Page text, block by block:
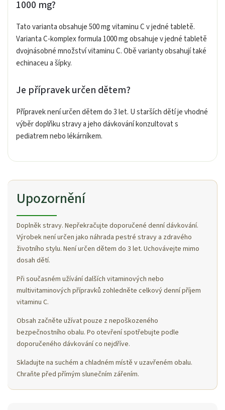
1000 mg?
Tato varianta obsahuje 500 mg vitaminu C v jedné tabletě.
Varianta C-komplex formula 1000 mg obsahuje v jedné tabletě
dvojnásobné množství vitaminu C. Obě varianty obsahují také
echinaceu a šípky.
Je přípravek určen dětem?
Přípravek není určen dětem do 3 let. U starších dětí je vhodné
výběr doplňku stravy a jeho dávkování konzultovat s
pediatrem nebo lékárníkem.
Upozornění
Doplněk stravy. Nepřekračujte doporučené denní dávkování.
Výrobek není určen jako náhrada pestré stravy a zdravého
životního stylu. Není určen dětem do 3 let. Uchovávejte mimo
dosah dětí.
Při současném užívání dalších vitaminových nebo
multivitaminových přípravků zohledněte celkový denní příjem
vitaminu C.
Obsah začněte užívat pouze z nepoškozeného
bezpečnostního obalu. Po otevření spotřebujte podle
doporučeného dávkování co nejdříve.
Skladujte na suchém a chladném místě v uzavřeném obalu.
Chraňte před přímým slunečním zářením.